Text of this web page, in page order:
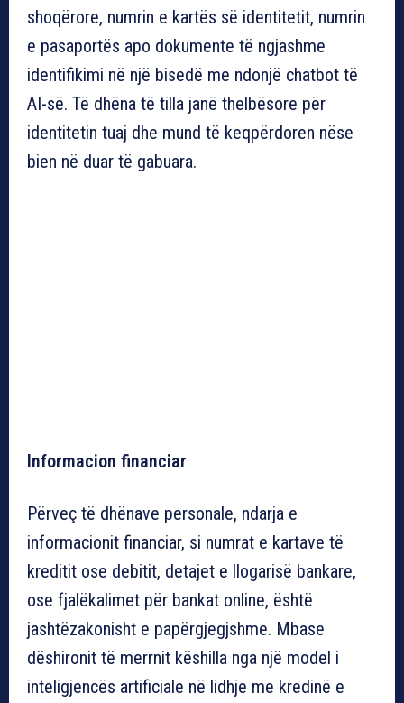
shoqërore, numrin e kartës së identitetit, numrin
e pasaportës apo dokumente të ngjashme
identifikimi në një bisedë me ndonjë chatbot të
AI-së. Të dhëna të tilla janë thelbësore për
identitetin tuaj dhe mund të keqpërdoren nëse
bien në duar të gabuara.
Informacion financiar
Përveç të dhënave personale, ndarja e
informacionit financiar, si numrat e kartave të
kreditit ose debitit, detajet e llogarisë bankare,
ose fjalëkalimet për bankat online, është
jashtëzakonisht e papërgjegjshme. Mbase
dëshironit të merrnit këshilla nga një model i
inteligjencës artificiale në lidhje me kredinë e